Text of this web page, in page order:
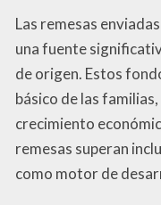
Las remesas
una fuente
de origen. Estos
básico de las
crecimiento
remesas superan
como motor de